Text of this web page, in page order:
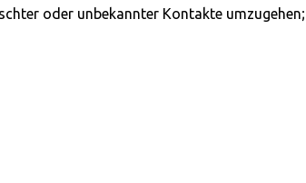
oder unbekannter Kontakte umzugehen;